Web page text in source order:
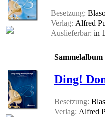
Besetzung:
Verlag: Alfred
Auslieferbar: in
Sammelalbum
Ding!
Besetzung:
Verlag: Alfred